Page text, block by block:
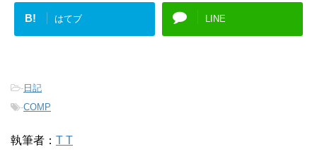
B! はてブ LINE
-日記
-COMP
執筆者： T T